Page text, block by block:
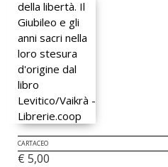
CARTACEO
€ 5,00